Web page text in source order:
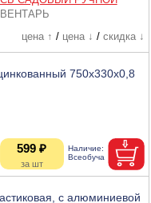
цена ↑ / цена ↓ / скидка ↓
750х330х0,8
599 ₽
с алюминиевой